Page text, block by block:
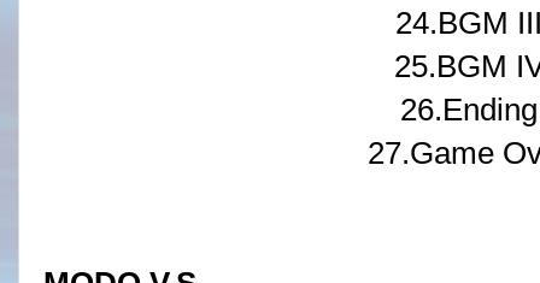
24.BGM
25.BGM
27.Game